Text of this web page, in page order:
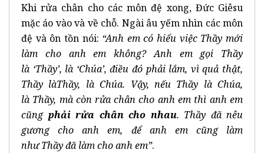
Khi rửa chân cho các môn đệ xong, Đức Giêsu
mặc áo vào và về chỗ. Ngài âu yếm nhìn các môn
đệ và ôn tồn nói: “Anh em có hiểu việc Thầy mới
làm cho anh em không? Anh em gọi Thầy
là ‘Thầy’, là ‘Chúa’, điều đó phải lắm, vì quả thật,
Thầy làThầy, là Chúa. Vậy, nếu Thầy là Chúa,
là Thầy, mà còn rửa chân cho anh em thì anh em
cũng phải rửa chân cho nhau. Thầy đã nêu
gương cho anh em, để anh em cũng làm
như Thầyđã làm cho anh em”.